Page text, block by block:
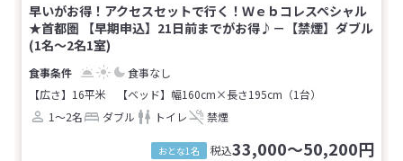
早いがお得！アクセスセットで行く！Ｗｅｂコレスペシャル
★首都圏 【早期申込】21日前までがお得♪－【禁煙】ダブル
(1名～2名1室)
食事なし
【広さ】16平米
【ベッド】幅160cm×長さ195cm（1台）
1～2名
ダブル トイレ 禁煙
おとな1名 税込33,000～50,200円